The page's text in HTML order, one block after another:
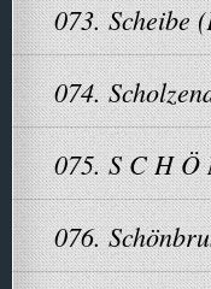
073. Scheibe
074.
075. S C H Ö
076.